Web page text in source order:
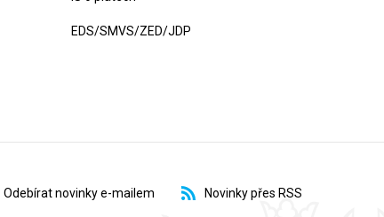
EDS/SMVS/ZED/JDP
Odebírat novinky e-mailem Novinky přes RSS